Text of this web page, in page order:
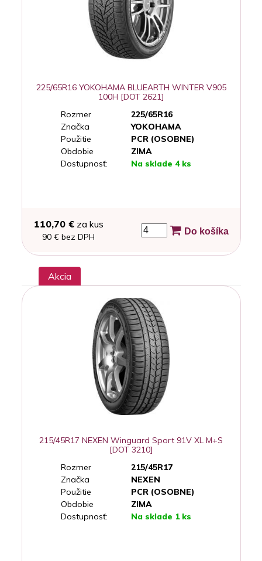
225/65R16 YOKOHAMA BLUEARTH WINTER V905
100H [DOT 2621]
Rozmer
225/65R16
Značka
YOKOHAMA
Použitie
PCR (OSOBNE)
Obdobie
ZIMA
Dostupnosť:
Na sklade 4 ks
110,70 €za kus
90 € bez DPH
Do košíka
Akcia
215/45R17 NEXEN Winguard Sport 91V XL M+S
[DOT 3210]
Rozmer
215/45R17
Značka
NEXEN
Použitie
PCR (OSOBNE)
Obdobie
ZIMA
Dostupnosť:
Na sklade 1 ks